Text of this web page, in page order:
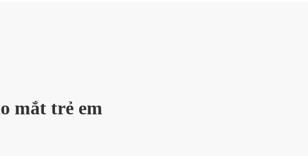
mắt trẻ em